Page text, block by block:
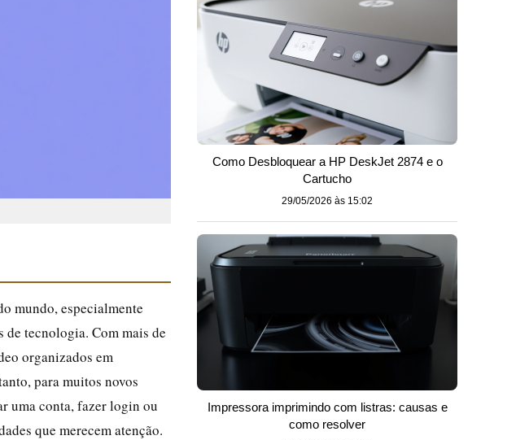
mundo, especialmente
de tecnologia. Com mais de
organizados em
para muitos novos
uma conta, fazer login ou
que merecem atenção.
Como Desbloquear a HP DeskJet 2874 e o
Cartucho
29/05/2026 às 15:02
Impressora imprimindo com listras: causas e
como resolver